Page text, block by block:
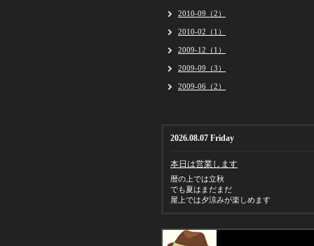
2010-09（2）
2010-02（1）
2009-12（1）
2009-09（3）
2009-06（2）
2026.08.07 Friday
本日は営業します
暦の上では立秋
でも夏はまだまだ
屋上では夕涼みが楽しめます